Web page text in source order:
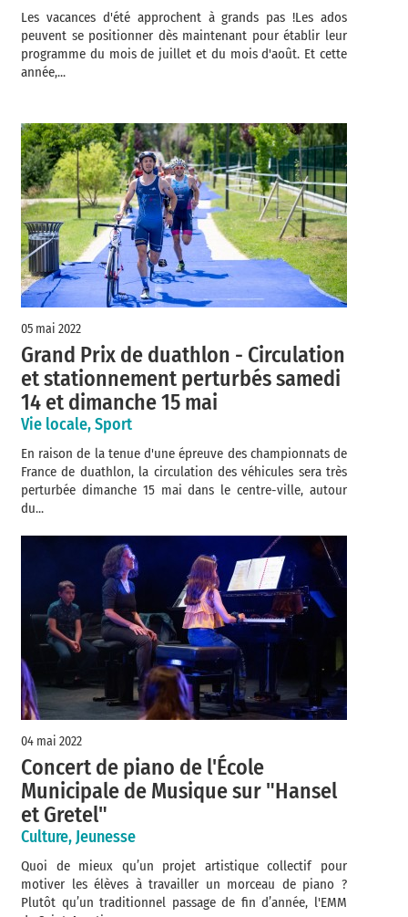
Les vacances d'été approchent à grands pas !Les ados
peuvent se positionner dès maintenant pour établir leur
programme du mois de juillet et du mois d'août. Et cette
année,...
05 mai 2022
Grand Prix de duathlon - Circulation
et stationnement perturbés samedi
14 et dimanche 15 mai
Vie locale, Sport
En raison de la tenue d'une épreuve des championnats de
France de duathlon, la circulation des véhicules sera très
perturbée dimanche 15 mai dans le centre-ville, autour
du...
04 mai 2022
Concert de piano de l'École
Municipale de Musique sur "Hansel
et Gretel"
Culture, Jeunesse
Quoi de mieux qu’un projet artistique collectif pour
motiver les élèves à travailler un morceau de piano ?
Plutôt qu’un traditionnel passage de fin d’année, l'EMM